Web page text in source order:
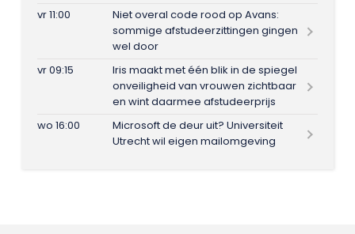
vr 11:00
Niet overal code rood op Avans:
sommige afstudeerzittingen gingen
wel door
vr 09:15
Iris maakt met één blik in de spiegel
onveiligheid van vrouwen zichtbaar
en wint daarmee afstudeerprijs
wo 16:00
Microsoft de deur uit? Universiteit
Utrecht wil eigen mailomgeving